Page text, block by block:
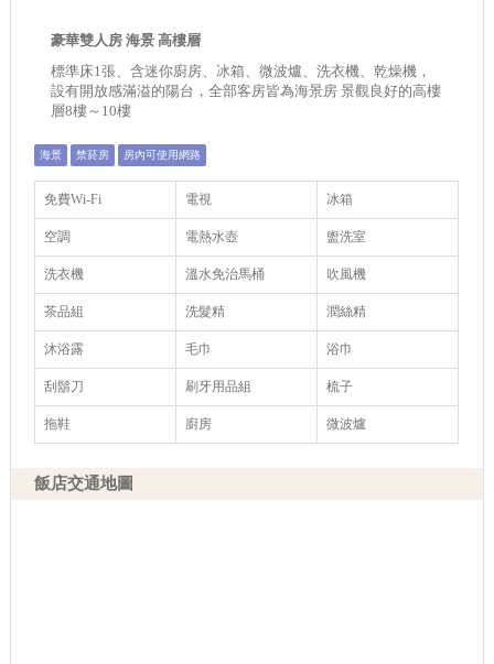
豪華雙人房 海景 高樓層
標準床1張、含迷你廚房、冰箱、微波爐、洗衣機、乾燥機，
設有開放感滿溢的陽台，全部客房皆為海景房 景觀良好的高樓
層8樓～10樓
海景 禁菸房 房內可使用網路
免費Wi-Fi 電視 冰箱
空調 電熱水壺 盥洗室
洗衣機 溫水免治馬桶 吹風機
茶品組 洗髮精 潤絲精
沐浴露 毛巾 浴巾
刮鬍刀 刷牙用品組 梳子
拖鞋 廚房 微波爐
飯店交通地圖